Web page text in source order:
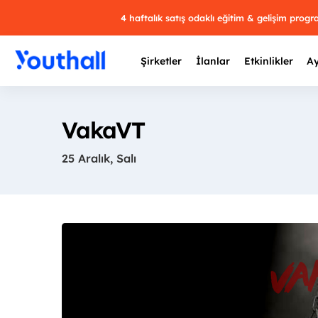
4 haftalık satış odaklı eğitim & gelişim
Şirketler İlanlar Etkinlikler
VakaVT
25 Aralık, Salı